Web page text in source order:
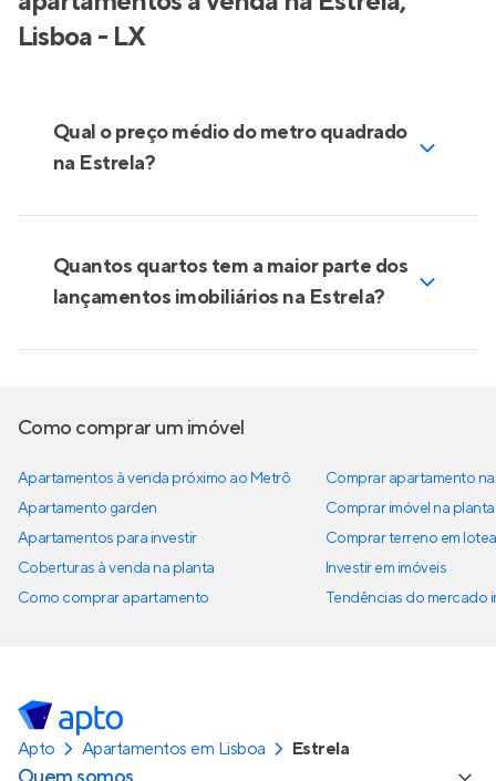
Lisboa - LX
Qual o preço médio do metro quadrado
na Estrela?
Quantos quartos tem a maior parte dos
lançamentos imobiliários na Estrela?
Como comprar um imóvel
Apartamentos à venda próximo ao Metrô
Apartamento garden
Apartamentos para investir
Coberturas à venda na planta
Como comprar apartamento
Comprar apartamento
Comprar imóvel na planta
Comprar terreno em
Investir em imóveis
Tendências do mercado
Apto Apartamentos em Lisboa Estrela